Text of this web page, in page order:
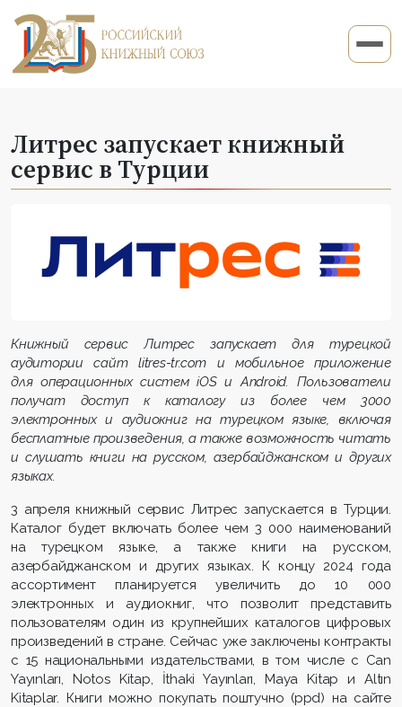
Литрес запускает книжный
сервис в Турции
Книжный сервис Литрес запускает для турецкой
аудитории сайт litres-tr.com и мобильное приложение
для операционных систем iOS и Android. Пользователи
получат доступ к каталогу из более чем 3000
электронных и аудиокниг на турецком языке, включая
бесплатные произведения, а также возможность читать
и слушать книги на русском, азербайджанском и других
языках.
3 апреля книжный сервис Литрес запускается в Турции.
Каталог будет включать более чем 3 000 наименований
на турецком языке, а также книги на русском,
азербайджанском и других языках. К концу 2024 года
ассортимент планируется увеличить до 10 000
электронных и аудиокниг, что позволит представить
пользователям один из крупнейших каталогов цифровых
произведений в стране. Сейчас уже заключены контракты
с 15 национальными издательствами, в том числе с Can
Yayınları, Notos Kitap, İthaki Yayınları, Maya Kitap и Altın
Kitaplar. Книги можно покупать поштучно (ppd) на сайте